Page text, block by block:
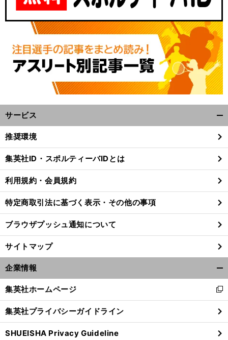
サービス
閉
る
推奨環境
集英社ID・スポルティーバIDとは
利用規約・会員規約
特定商取引法に基づく表示・その他の事項
ブラウザプッシュ通知について
サイトマップ
企業情報
閉
る
集英社ホームページ
新
し
い
ウ
ィ
集英社プライバシーガイドライン
SHUEISHA Privacy Guideline